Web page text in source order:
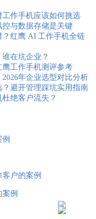
作手机应该如何挑选
与数据存储是关键
红鹰 AI 工作手机全链
在坑企业？
鹰工作手机测评参考
年企业选型对比分析
避开管理踩坑实用指南
绝客户流失？